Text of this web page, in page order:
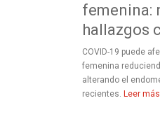
femenina:
hallazgos
COVID-19 puede
femenina
alterando el
recientes. Leer